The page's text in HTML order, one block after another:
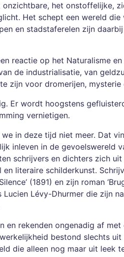
het onstoffelijke,
Het schept een wereld
en stadstaferelen zijn
reactie op het Naturalisme en
de industrialisatie, van
zijn voor dromerijen,
Er wordt hoogstens
vernietigen.
we in deze tijd niet meer. Dat
inleven in de gevoelswereld
schrijvers en dichters zich
literaire schilderkunst.
(1891) en zijn roman
Lévy-Dhurmer die zijn
en rekenden ongenadig af
bestond slechts uit
die alleen nog maar uit leek